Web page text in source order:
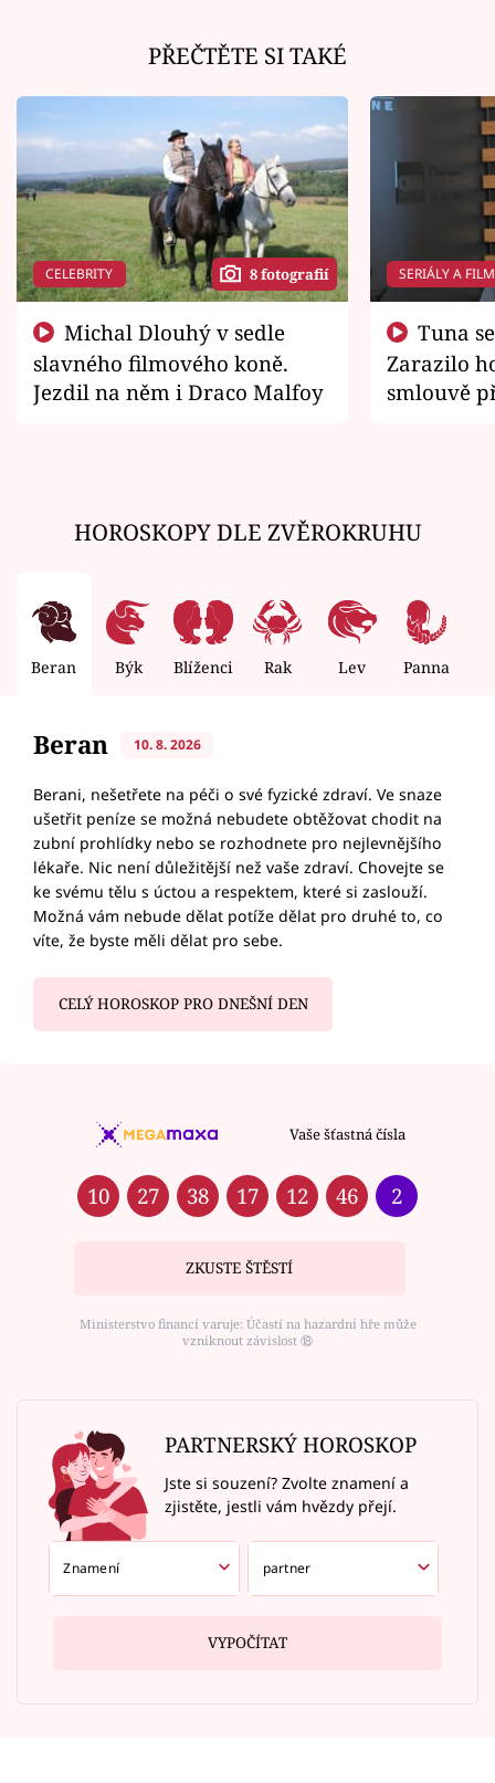
PŘEČTĚTE SI TAKÉ
CELEBRITY 8 fotografií
slavného filmového koně.
Jezdil na něm i Draco Malfoy
SERIÁLY A
Zarazilo
smlouvě
HOROSKOPY DLE ZVĚROKRUHU
Beran Býk Blíženci Rak Lev Panna
Beran 10. 8. 2026
Berani, nešetřete na péči o své fyzické zdraví. Ve snaze
ušetřit peníze se možná nebudete obtěžovat chodit na
zubní prohlídky nebo se rozhodnete pro nejlevnějšího
lékaře. Nic není důležitější než vaše zdraví. Chovejte se
ke svému tělu s úctou a respektem, které si zaslouží.
Možná vám nebude dělat potíže dělat pro druhé to, co
víte, že byste měli dělat pro sebe.
CELÝ HOROSKOP PRO DNEŠNÍ DEN
Vaše šťastná čísla
10 27 38 17 12 46 2
ZKUSTE ŠTĚSTÍ
Ministerstvo financí varuje: Účastí na hazardní hře může
vzniknout závislost ⑱
PARTNERSKÝ HOROSKOP
Jste si souzení? Zvolte znamení a
zjistěte, jestli vám hvězdy přejí.
VYPOČÍTAT